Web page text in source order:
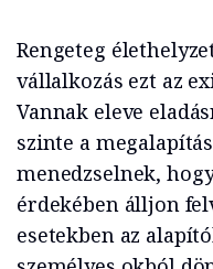
Rengeteg
vállalkozás ezt az
Vannak eleve
szinte a
menedzselnek,
érdekében álljon
esetekben az